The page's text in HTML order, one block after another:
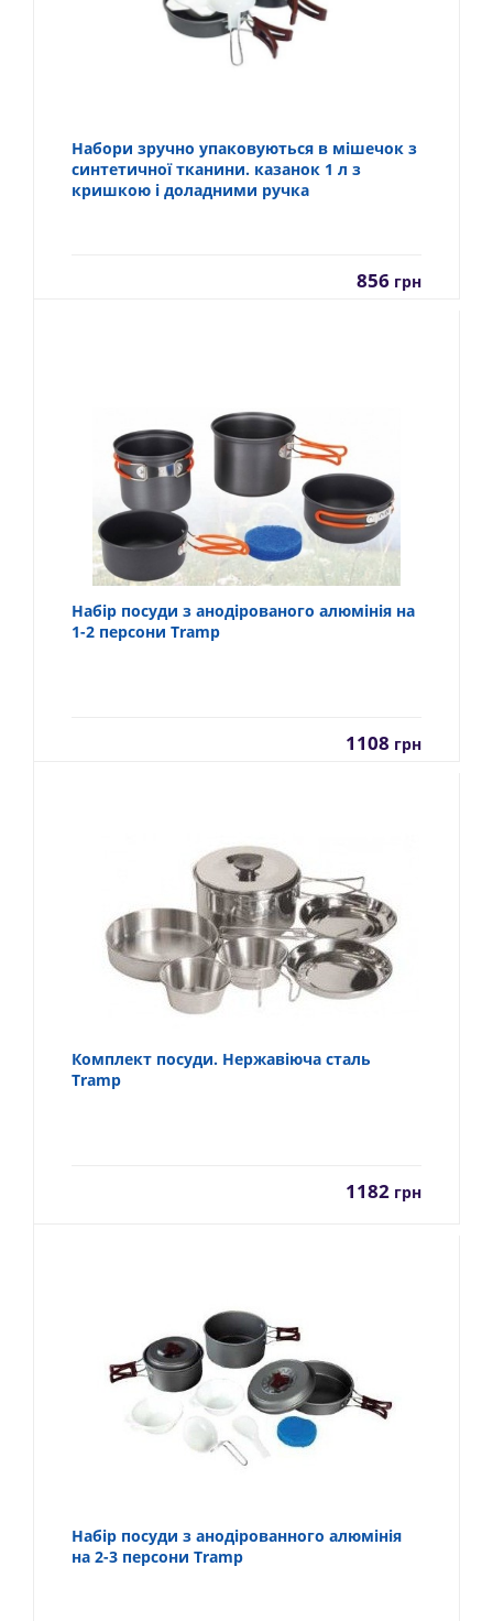
Набори зручно упаковуються в мішечок з
синтетичної тканини. казанок 1 л з
кришкою і доладними ручка
856 грн
Набір посуди з анодірованого алюмінія на
1-2 персони Tramp
1108 грн
Комплект посуди. Нержавіюча сталь
Tramp
1182 грн
Набір посуди з анодірованного алюмінія
на 2-3 персони Tramp